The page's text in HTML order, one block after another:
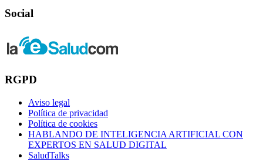
Social
RGPD
Aviso legal
Política de privacidad
Política de cookies
HABLANDO DE INTELIGENCIA ARTIFICIAL CON
EXPERTOS EN SALUD DIGITAL
SaludTalks